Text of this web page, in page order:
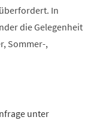
In
die Gelegenheit
Sommer-,
unter